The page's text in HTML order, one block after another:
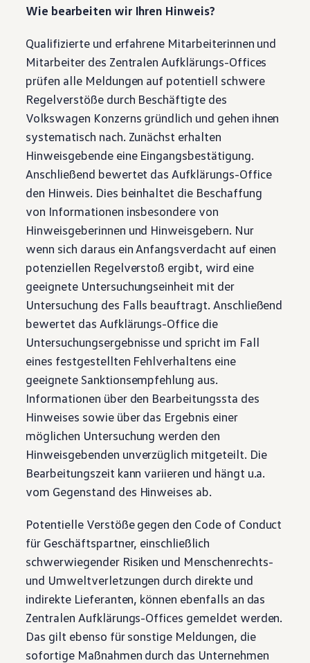
Wie bearbeiten wir Ihren Hinweis?
Qualifizierte und erfahrene Mitarbeiterinnen und
Mitarbeiter des Zentralen Aufklärungs-Offices
prüfen alle Meldungen auf potentiell schwere
Regelverstöße durch Beschäftigte des
Volkswagen Konzerns gründlich und gehen ihnen
systematisch nach. Zunächst erhalten
Hinweisgebende eine Eingangsbestätigung.
Anschließend bewertet das Aufklärungs-Office
den Hinweis. Dies beinhaltet die Beschaffung
von Informationen insbesondere von
Hinweisgeberinnen und Hinweisgebern. Nur
wenn sich daraus ein Anfangsverdacht auf einen
potenziellen Regelverstoß ergibt, wird eine
geeignete Untersuchungseinheit mit der
Untersuchung des Falls beauftragt. Anschließend
bewertet das Aufklärungs-Office die
Untersuchungsergebnisse und spricht im Fall
eines festgestellten Fehlverhaltens eine
geeignete Sanktionsempfehlung aus.
Informationen über den Bearbeitungssta des
Hinweises sowie über das Ergebnis einer
möglichen Untersuchung werden den
Hinweisgebenden unverzüglich mitgeteilt. Die
Bearbeitungszeit kann variieren und hängt u.a.
vom Gegenstand des Hinweises ab.
Potentielle Verstöße gegen den Code of Conduct
für Geschäftspartner, einschließlich
schwerwiegender Risiken und Menschenrechts-
und Umweltverletzungen durch direkte und
indirekte Lieferanten, können ebenfalls an das
Zentralen Aufklärungs-Offices gemeldet werden.
Das gilt ebenso für sonstige Meldungen, die
sofortige Maßnahmen durch das Unternehmen